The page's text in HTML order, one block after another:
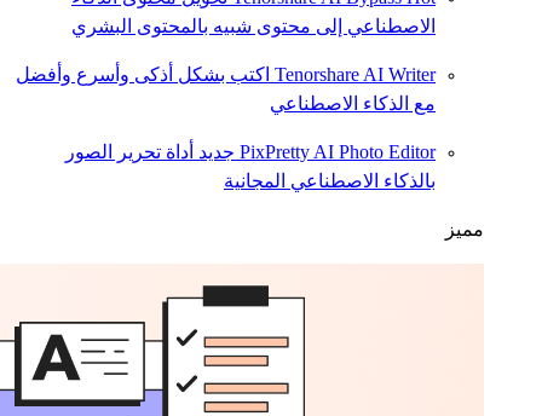
الاصطناعي إلى محتوى شبيه بالمحتوى البشري
Tenorshare AI Writer اكتب بشكل أذكى وأسرع وأفضل
مع الذكاء الاصطناعي
PixPretty AI Photo Editor جديد أداة تحرير الصور
بالذكاء الاصطناعي المجانية
مميز